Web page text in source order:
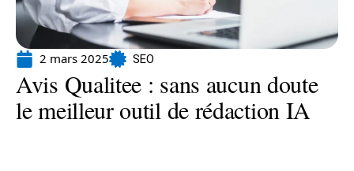
2 mars 2025 SEO
Avis Qualitee : sans aucun doute
le meilleur outil de rédaction IA